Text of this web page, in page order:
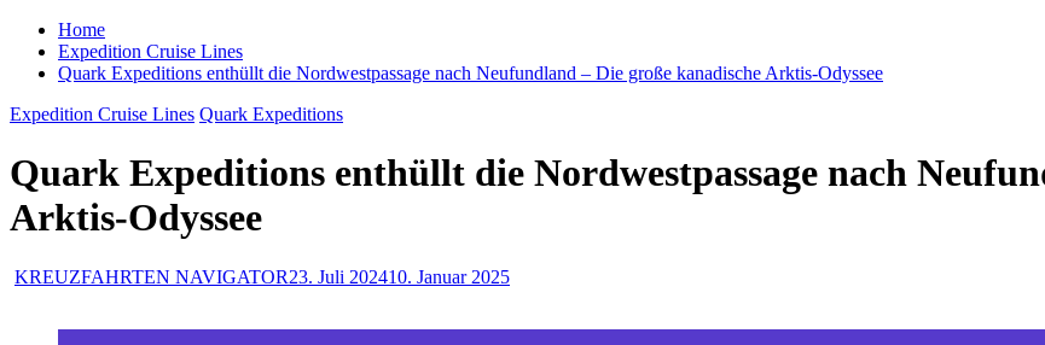
Home
Expedition Cruise Lines
Quark Expeditions enthüllt die Nordwestpassage nach Neufundland – Die große kanadische Arktis-Odyssee
Expedition Cruise Lines Quark Expeditions
Quark Expeditions enthüllt die Nordwestpassage nach
Arktis-Odyssee
KREUZFAHRTEN NAVIGATOR23. Juli 202410. Januar 2025